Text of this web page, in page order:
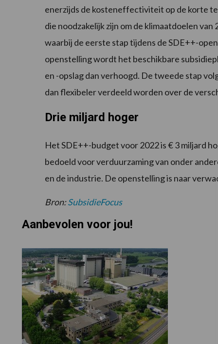
enerzijds de kosteneffectiviteit op de korte
die noodzakelijk zijn om de klimaatdoelen
waarbij de eerste stap tijdens de SDE++-
openstelling wordt het beschikbare
en -opslag dan verhoogd. De tweede stap
dan flexibeler verdeeld worden over de
Drie miljard hoger
Het SDE++-budget voor 2022 is € 3 miljard
bedoeld voor verduurzaming van onder
en de industrie. De openstelling is naar
Bron:SubsidieFocus
Aanbevolen voor jou!